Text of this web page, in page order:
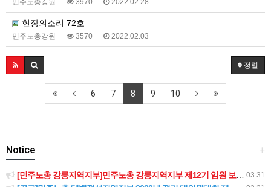
민주노총강원 3970 2022.02.28
현장의소리 72호
민주노총강원 3570 2022.02.03
정렬
6 7 8 9 10
+
Notice
03.31
[민주노총 강릉지역지부]민주노총 강릉지역지부 제12기 임원 보궐선거결과 공고